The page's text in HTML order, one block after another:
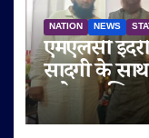
NATION NEWS
एमएलसी
सादगी के
सुनेत्रा अजित
ने दी